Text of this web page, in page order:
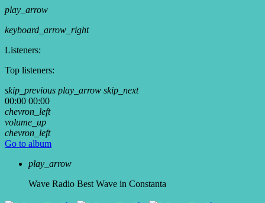
play_arrow
keyboard_arrow_right
Listeners:
Top listeners:
skip_previous play_arrow skip_next
00:00 00:00
chevron_left
volume_up
chevron_left
Go to album
play_arrow
Wave Radio Best Wave in Constanta